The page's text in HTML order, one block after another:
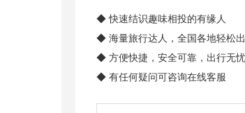
◆ 快速结识趣味相投的有缘人
◆ 海量旅行达人，全国各地轻松
◆ 方便快捷，安全可靠，出行无忧
◆ 有任何疑问可咨询在线客服